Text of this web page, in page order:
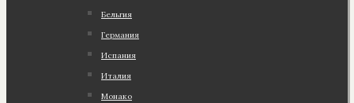
Бельгия
Германия
Испания
Италия
Монако